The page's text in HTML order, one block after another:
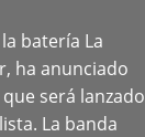
batería La
ha anunciado
será lanzado
La banda